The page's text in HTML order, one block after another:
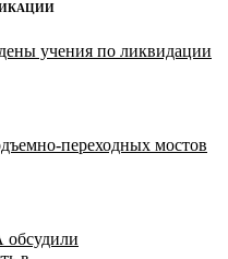
учения по ликвидации
переходных мостов